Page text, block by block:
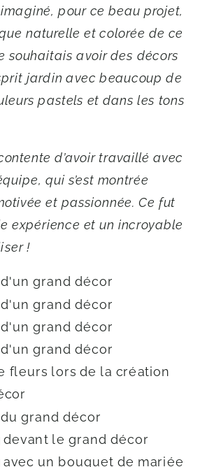
pour ce beau projet,
naturelle et colorée de ce
souhaitais avoir des décors
jardin avec beaucoup de
pastels et dans les tons
d’avoir travaillé avec
qui s’est montrée
et passionnée. Ce fut
expérience et un incroyable
!